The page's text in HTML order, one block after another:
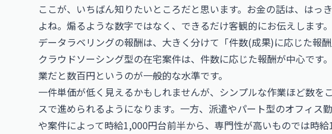
ここが、いちばん知りたいところだと思います。お金の話は、はっ
よね。煽るような数字ではなく、できるだけ客観的にお伝えします。
データラベリングの報酬は、大きく分けて「件数(成果)に応じた報
クラウドソーシング型の在宅案件は、件数に応じた報酬が中心です
業だと数百円というのが一般的な水準です。
一件単価が低く見えるかもしれませんが、シンプルな作業ほど数を
スで進められるようになります。一方、派遣やパート型のオフィス
や案件によって時給1,000円台前半から、専門性が高いものでは時